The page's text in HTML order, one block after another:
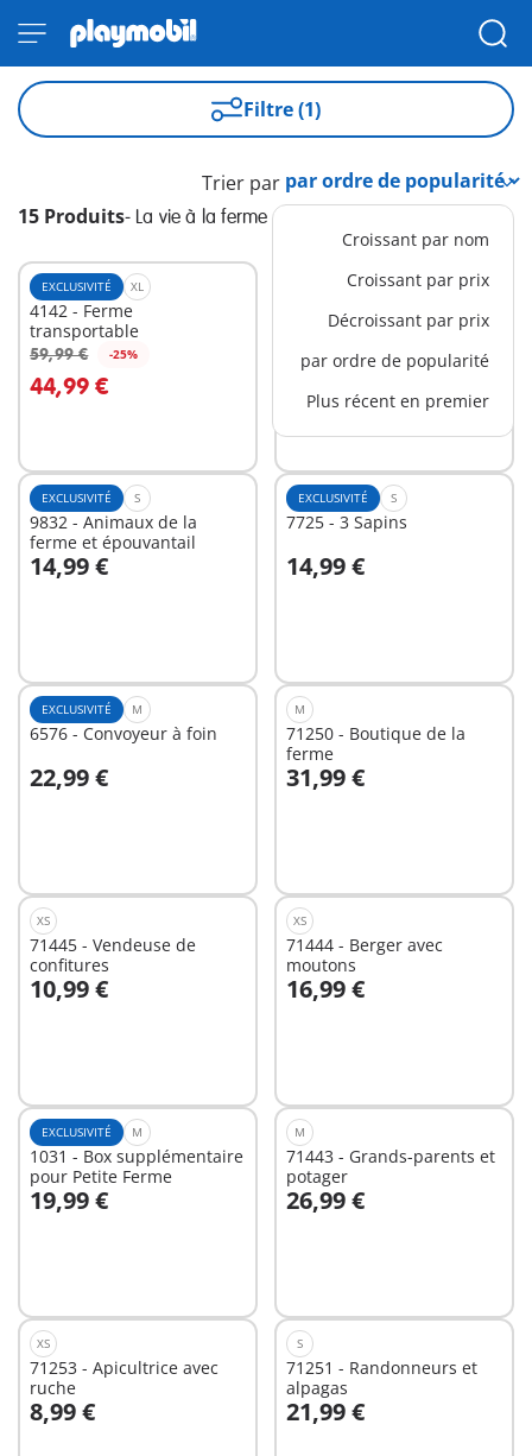
Filtre (1)
15 Produits- La vie à la ferme
Trier par
Croissant par nom
Croissant par prix
Décroissant par prix
par ordre de popularité
Plus récent en premier
EXCLUSIVITÉ XL
4142 - Ferme
transportable
59,99 € -25%
44,99 €
Au panier
71442 - Fermier avec
tracteur et citerne
49,99 €
Au panier
EXCLUSIVITÉ S
9832 - Animaux de la
ferme et épouvantail
14,99 €
Au panier
EXCLUSIVITÉ S
7725 - 3 Sapins
14,99 €
Au panier
EXCLUSIVITÉ M
6576 - Convoyeur à foin
22,99 €
Au panier
M
71250 - Boutique de la
ferme
31,99 €
Au panier
XS
71445 - Vendeuse de
confitures
10,99 €
Au panier
XS
71444 - Berger avec
moutons
16,99 €
Au panier
EXCLUSIVITÉ M
1031 - Box supplémentaire
pour Petite Ferme
19,99 €
Au panier
M
71443 - Grands-parents et
potager
26,99 €
Au panier
XS
71253 - Apicultrice avec
ruche
8,99 €
Au panier
S
71251 - Randonneurs et
alpagas
21,99 €